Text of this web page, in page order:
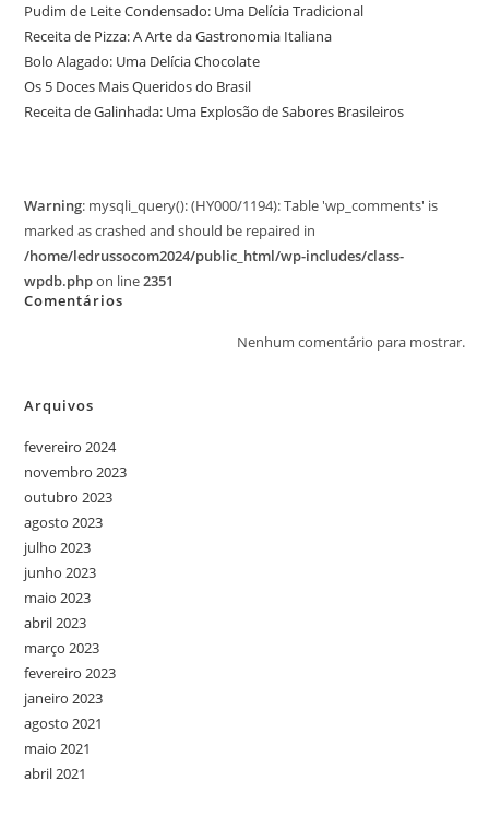
Pudim de Leite Condensado: Uma Delícia Tradicional
Receita de Pizza: A Arte da Gastronomia Italiana
Bolo Alagado: Uma Delícia Chocolate
Os 5 Doces Mais Queridos do Brasil
Receita de Galinhada: Uma Explosão de Sabores Brasileiros
Warning: mysqli_query(): (HY000/1194): Table 'wp_comments' is
marked as crashed and should be repaired in
/home/ledrussocom2024/public_html/wp-includes/class-
wpdb.phpon line2351
Comentários
Nenhum comentário para mostrar.
Arquivos
fevereiro 2024
novembro 2023
outubro 2023
agosto 2023
julho 2023
junho 2023
maio 2023
abril 2023
março 2023
fevereiro 2023
janeiro 2023
agosto 2021
maio 2021
abril 2021